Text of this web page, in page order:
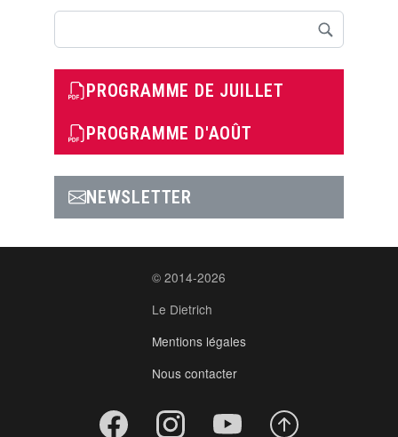
PROGRAMME DE JUILLET
PROGRAMME D'AOÛT
NEWSLETTER
© 2014-2026
Le Dietrich
Mentions légales
Nous contacter